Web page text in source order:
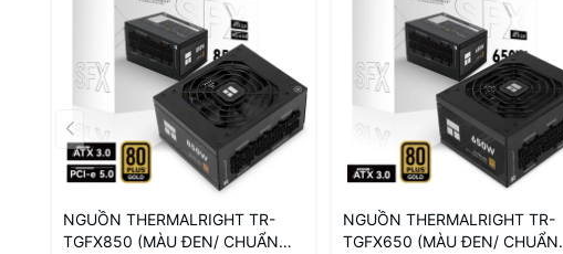
NGUỒN THERMALRIGHT TR-
TGFX850 (MÀU ĐEN/ CHUẨN
NGUỒN THERMALRIGHT TR-
TGFX650 (MÀU ĐEN/ CHUẨN